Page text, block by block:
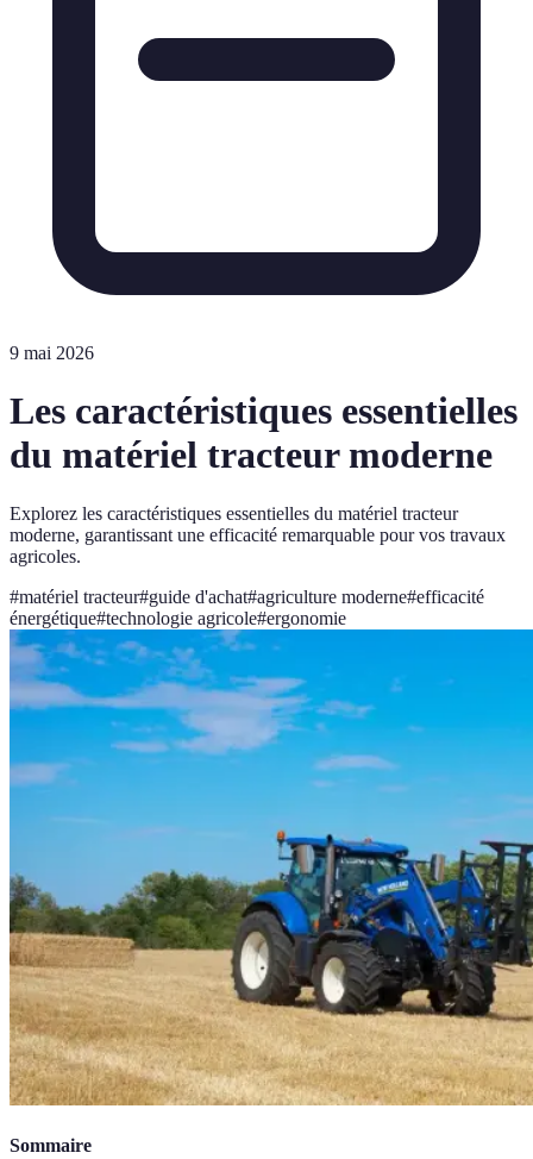
9 mai 2026
Les caractéristiques essentielles
du matériel tracteur moderne
Explorez les caractéristiques essentielles du matériel tracteur
moderne, garantissant une efficacité remarquable pour vos travaux
agricoles.
#matériel tracteur#guide d'achat#agriculture moderne#efficacité
énergétique#technologie agricole#ergonomie
Sommaire